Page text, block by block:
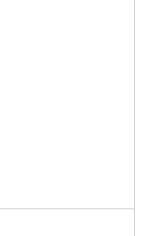
заряда|Быстрая